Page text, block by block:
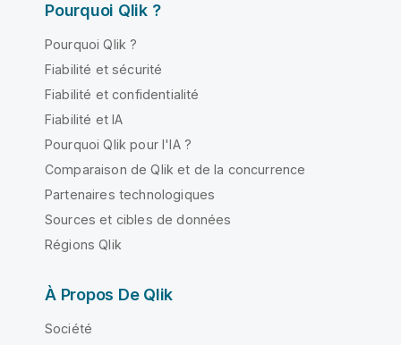
Pourquoi Qlik ?
Pourquoi Qlik ?
Fiabilité et sécurité
Fiabilité et confidentialité
Fiabilité et IA
Pourquoi Qlik pour l'IA ?
Comparaison de Qlik et de la concurrence
Partenaires technologiques
Sources et cibles de données
Régions Qlik
À Propos De Qlik
Société